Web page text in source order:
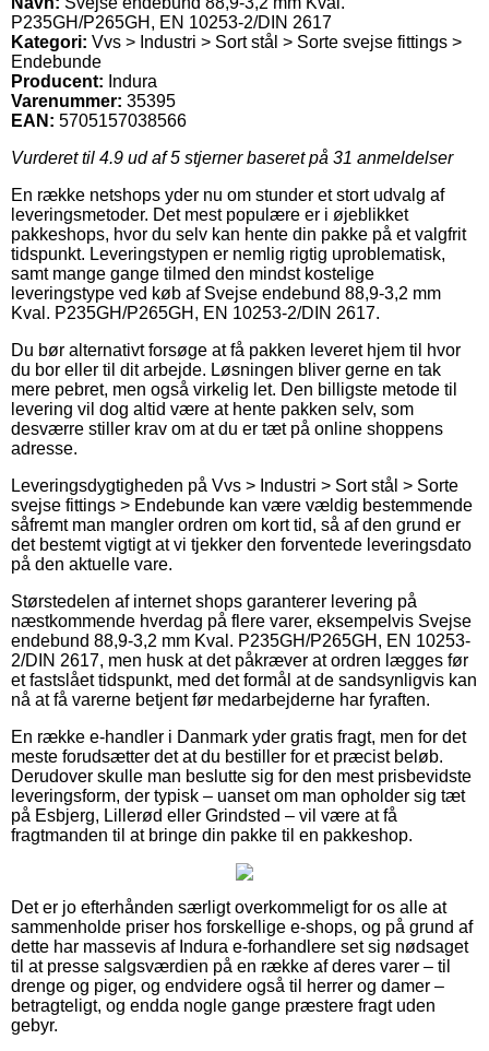
P235GH/P265GH, EN 10253-2/DIN 2617
Kategori: Vvs > Industri > Sort stål > Sorte svejse fittings >
Endebunde
Producent: Indura
Varenummer: 35395
EAN: 5705157038566
Vurderet til 4.9 ud af 5 stjerner baseret på 31 anmeldelser
En række netshops yder nu om stunder et stort udvalg af
leveringsmetoder. Det mest populære er i øjeblikket
pakkeshops, hvor du selv kan hente din pakke på et valgfrit
tidspunkt. Leveringstypen er nemlig rigtig uproblematisk,
samt mange gange tilmed den mindst kostelige
leveringstype ved køb af Svejse endebund 88,9-3,2 mm
Kval. P235GH/P265GH, EN 10253-2/DIN 2617.
Du bør alternativt forsøge at få pakken leveret hjem til hvor
du bor eller til dit arbejde. Løsningen bliver gerne en tak
mere pebret, men også virkelig let. Den billigste metode til
levering vil dog altid være at hente pakken selv, som
desværre stiller krav om at du er tæt på online shoppens
adresse.
Leveringsdygtigheden på Vvs > Industri > Sort stål > Sorte
svejse fittings > Endebunde kan være vældig bestemmende
såfremt man mangler ordren om kort tid, så af den grund er
det bestemt vigtigt at vi tjekker den forventede leveringsdato
på den aktuelle vare.
Størstedelen af internet shops garanterer levering på
næstkommende hverdag på flere varer, eksempelvis Svejse
endebund 88,9-3,2 mm Kval. P235GH/P265GH, EN 10253-
2/DIN 2617, men husk at det påkræver at ordren lægges før
et fastslået tidspunkt, med det formål at de sandsynligvis kan
nå at få varerne betjent før medarbejderne har fyraften.
En række e-handler i Danmark yder gratis fragt, men for det
meste forudsætter det at du bestiller for et præcist beløb.
Derudover skulle man beslutte sig for den mest prisbevidste
leveringsform, der typisk – uanset om man opholder sig tæt
på Esbjerg, Lillerød eller Grindsted – vil være at få
fragtmanden til at bringe din pakke til en pakkeshop.
Det er jo efterhånden særligt overkommeligt for os alle at
sammenholde priser hos forskellige e-shops, og på grund af
dette har massevis af Indura e-forhandlere set sig nødsaget
til at presse salgsværdien på en række af deres varer – til
drenge og piger, og endvidere også til herrer og damer –
betragteligt, og endda nogle gange præstere fragt uden
gebyr.